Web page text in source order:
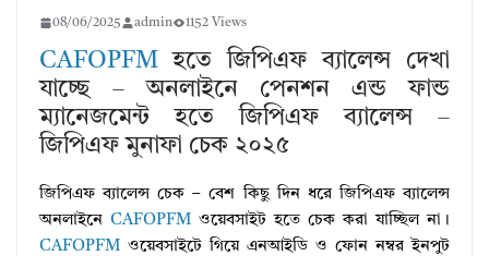
08/06/2025 admin 1152 Views
CAFOPFM হতে জিপিএফ ব্যালেন্স দেখা
যাচ্ছে – অনলাইনে পেনশন এন্ড ফান্ড
ম্যানেজমেন্ট হতে জিপিএফ ব্যালেন্স –
জিপিএফ মুনাফা চেক ২০২৫
জিপিএফ ব্যালেন্স চেক – বেশ কিছু দিন ধরে জিপিএফ ব্যালেন্স
অনলাইনে CAFOPFM ওয়েবসাইট হতে চেক করা যাচ্ছিল না।
CAFOPFM ওয়েবসাইটে গিয়ে এনআইডি ও ফোন নম্বর ইনপুট